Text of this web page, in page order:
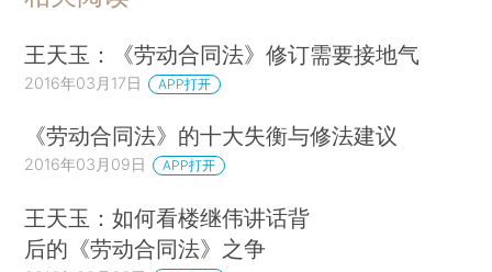
王天玉：《劳动合同法》修订需要接地气
2016年03月17日 APP打开
《劳动合同法》的十大失衡与修法建议
2016年03月09日 APP打开
王天玉：如何看楼继伟讲话背
后的《劳动合同法》之争